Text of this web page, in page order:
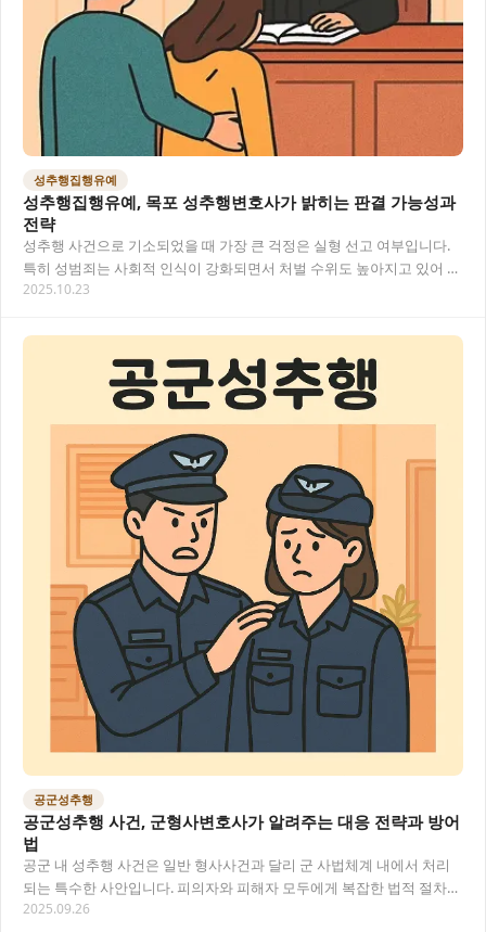
성추행집행유예
성추행집행유예, 목포 성추행변호사가 밝히는 판결 가능성과
전략
성추행 사건으로 기소되었을 때 가장 큰 걱정은 실형 선고 여부입니다.
특히 성범죄는 사회적 인식이 강화되면서 처벌 수위도 높아지고 있어 더
욱 불안하실 텐데요. 성추행집행유예 판결을…
2025.10.23
공군성추행
공군성추행 사건, 군형사변호사가 알려주는 대응 전략과 방어
법
공군 내 성추행 사건은 일반 형사사건과 달리 군 사법체계 내에서 처리
되는 특수한 사안입니다. 피의자와 피해자 모두에게 복잡한 법적 절차와
군 조직의 특성이 얽혀 있어 군형사변호사의…
2025.09.26